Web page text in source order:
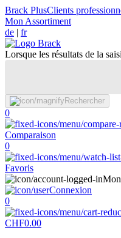
Brack PlusClients
Mon Assortiment
de | fr
Lorsque les résultats de la
Rechercher
0
Comparaison
0
Favoris
Connexion
0
CHF0.00